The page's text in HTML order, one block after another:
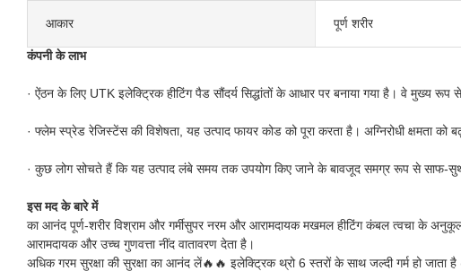
आकार पूर्ण शरीर
कंपनी के लाभ
· ऐंठन के लिए UTK इलेक्ट्रिक हीटिंग पैड सौंदर्य सिद्धांतों के आधार पर बनाया गया है। वे मुख्य
· फ्लेम स्प्रेड रेजिस्टेंस की विशेषता, यह उत्पाद फायर कोड को पूरा करता है। अग्निरोधी क्षमता को
· कुछ लोग सोचते हैं कि यह उत्पाद लंबे समय तक उपयोग किए जाने के बावजूद समग्र रूप से साफ-
इस मद के बारे में
का आनंद पूर्ण-शरीर विश्राम और गर्मीसुपर नरम और आरामदायक मखमल हीटिंग कंबल त्वचा के
आरामदायक और उच्च गुणवत्ता नींद वातावरण देता है।
अधिक गरम सुरक्षा की सुरक्षा का आनंद लें🔥🔥 इलेक्ट्रिक थ्रो 6 स्तरों के साथ जल्दी गर्म हो